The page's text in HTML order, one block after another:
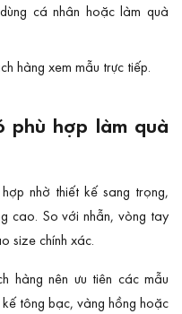
cá nhân hoặc làm quà
hàng xem mẫu trực tiếp.
phù hợp làm quà
nhờ thiết kế sang trọng,
cao. So với nhẫn, vòng tay
size chính xác.
hàng nên ưu tiên các mẫu
tông bạc, vàng hồng hoặc